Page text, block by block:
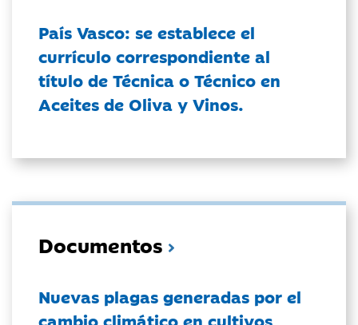
País Vasco: se establece el
currículo correspondiente al
título de Técnica o Técnico en
Aceites de Oliva y Vinos.
Documentos
Nuevas plagas generadas por el